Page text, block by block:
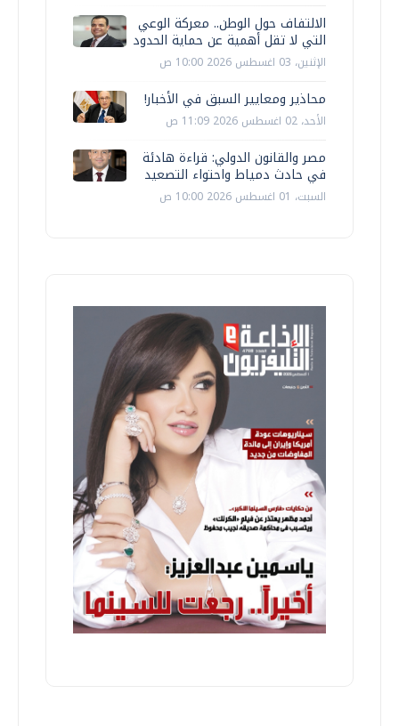
الالتفاف حول الوطن.. معركة الوعي
التي لا تقل أهمية عن حماية الحدود
الإثنين، 03 اغسطس 2026 10:00 ص
محاذير ومعايير السبق في الأخبار!
الأحد، 02 اغسطس 2026 11:09 ص
مصر والقانون الدولي: قراءة هادئة
في حادث دمياط واحتواء التصعيد
السبت، 01 اغسطس 2026 10:00 ص